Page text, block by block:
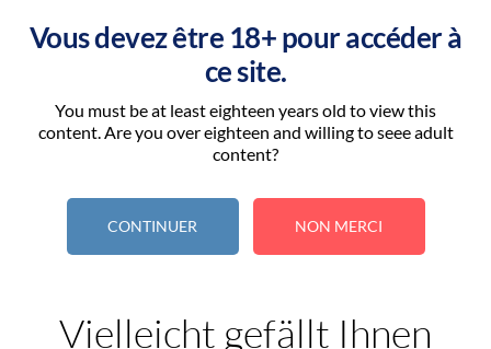
Vous devez être 18+ pour accéder à
ce site.
You must be at least eighteen years old to view this
content. Are you over eighteen and willing to seee adult
content?
CONTINUER NON MERCI
Technische Daten
50ML
Besondere Bestellnummern
Vielleicht gefällt Ihnen